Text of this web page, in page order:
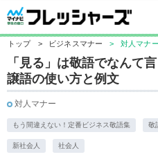
トップ > ビジネスマナー > 対人マナー
「見る」は敬語でなんて
譲語の使い方と例文
対人マナー
もう間違えない！定番ビジネス敬語集 敬
新社会人 社会人